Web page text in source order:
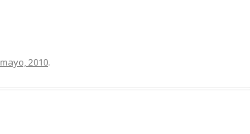
2010.